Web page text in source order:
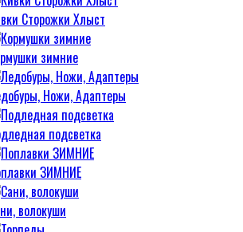
Сторожки Хлыст
зимние
Ножи, Адаптеры
подсветка
ЗИМНИЕ
волокуши